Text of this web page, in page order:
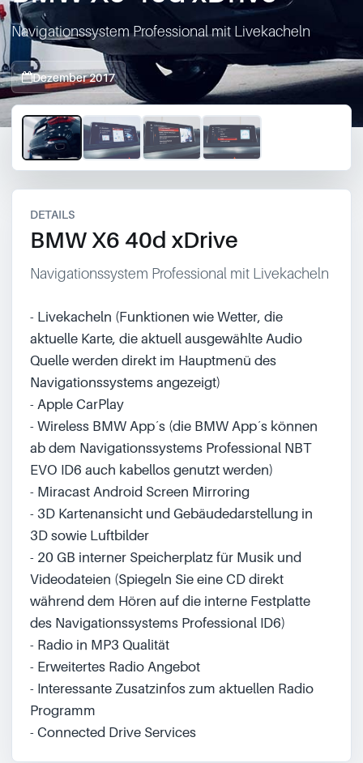
info@bimmer-manufaktur.de
Navigationssystem Professional mit Livekacheln
Dezember 2017 1 / 4
DETAILS
BMW X6 40d xDrive
Navigationssystem Professional mit Livekacheln
- Livekacheln (Funktionen wie Wetter, die
aktuelle Karte, die aktuell ausgewählte Audio
Quelle werden direkt im Hauptmenü des
Navigationssystems angezeigt)
- Apple CarPlay
- Wireless BMW App´s (die BMW App´s können
ab dem Navigationssystems Professional NBT
EVO ID6 auch kabellos genutzt werden)
- Miracast Android Screen Mirroring
- 3D Kartenansicht und Gebäudedarstellung in
3D sowie Luftbilder
- 20 GB interner Speicherplatz für Musik und
Videodateien (Spiegeln Sie eine CD direkt
während dem Hören auf die interne Festplatte
des Navigationssystems Professional ID6)
- Radio in MP3 Qualität
- Erweitertes Radio Angebot
- Interessante Zusatzinfos zum aktuellen Radio
Programm
- Connected Drive Services